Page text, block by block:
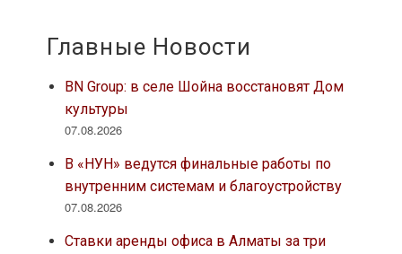
Главные Новости
BN Group: в селе Шойна восстановят Дом
культуры
07.08.2026
В «НУН» ведутся финальные работы по
внутренним системам и благоустройству
07.08.2026
Ставки аренды офиса в Алматы за три